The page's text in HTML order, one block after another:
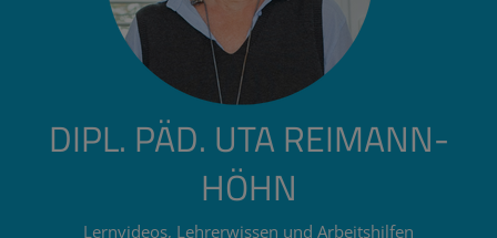
DIPL. PÄD. UTA REIMANN-
HÖHN
Lernvideos, Lehrerwissen und Arbeitshilfen